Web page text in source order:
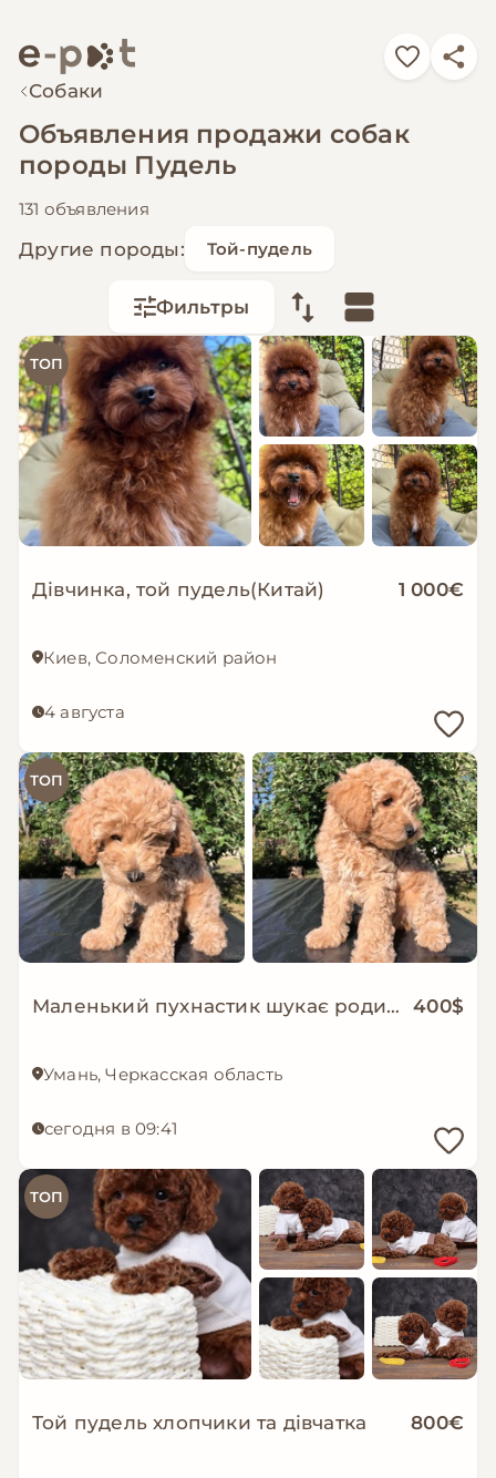
Собаки
Объявления продажи собак
породы Пудель
131 объявления
Другие породы: Той-пудель
Фильтры
ТОП
Дівчинка, той пудель(Китай) 1 000€
Киев, Соломенский район
4 августа
ТОП
Маленький пухнастик шукає родину 400$
Умань, Черкасская область
сегодня в 09:41
ТОП
Той пудель хлопчики та дівчатка 800€